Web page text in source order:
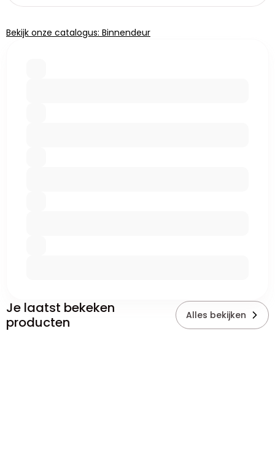
Bekijk onze catalogus: Binnendeur
Je laatst bekeken
producten
Alles bekijken